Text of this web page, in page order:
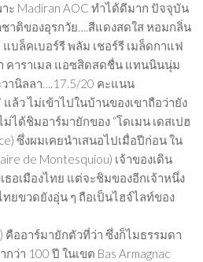
าะ Madiran AOC ทำได้ดีมาก ปัจจุบัน
าติของอุรกวัย….สีแดงสดใส หอมกลิ่น
บล็คเบอร์รี พลัม เชอร์รี เมล็ดกาแฟ
คาราเมล แอซสิดสดชื่น แทนนินนุ่ม
านิลลา….17.5/20 คะแนน
แล้ว ไม่เข้าไปในบ้านของเขาถือว่ายัง
ได้ชิมอาร์มายักของ “โดเมน เดสเปฮ
ซึ่งผมเคยนำเสนอไปเมื่อปีก่อน ใน
de Montesquiou) เจ้าของเดิน
อเมืองไทย แต่จะชิมของอีกเจ้าหนึ่ง
ทยขวดยังอุ่น ๆ ถือเป็นไฮจ์ไลท์ของ
คืออาร์มายักตัวที่ว่า ซึ่งก็ไมธรรมดา
ว่า 100 ปี ในเขต Bas Armagnac